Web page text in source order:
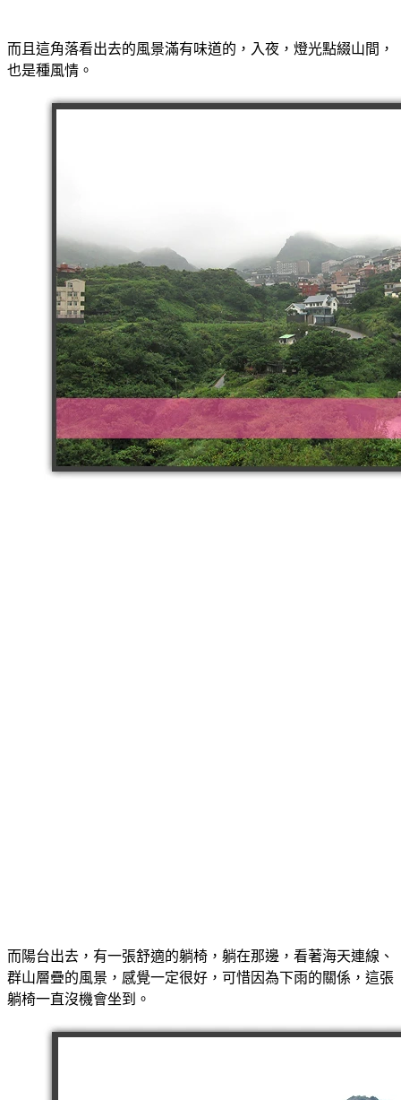
而且這角落看出去的風景滿有味道的，入夜，燈光點綴山間，
也是種風情。
而陽台出去，有一張舒適的躺椅，躺在那邊，看著海天連線、
群山層疊的風景，感覺一定很好，可惜因為下雨的關係，這張
躺椅一直沒機會坐到。